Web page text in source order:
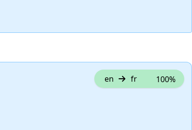
en fr 100%